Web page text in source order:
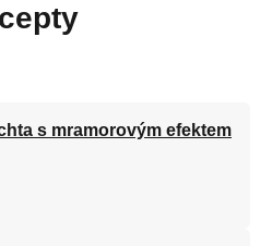
s mramorovým efektem